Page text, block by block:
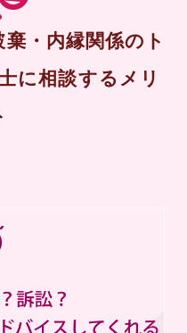
・内縁関係のト
に相談するメリ